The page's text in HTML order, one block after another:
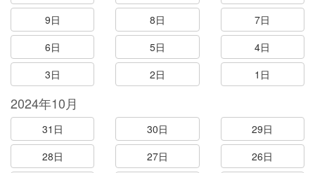
9日
8日
7日
6日
5日
4日
3日
2日 1日
2024年10月
31日 30日
29日
28日
27日
26日